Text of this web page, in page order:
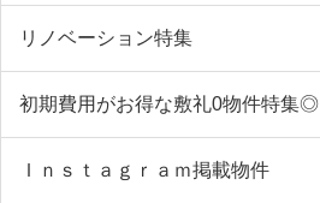
リノベーション特集
初期費用がお得な敷礼0物件特集◎
Ｉｎｓｔａｇｒａｍ掲載物件